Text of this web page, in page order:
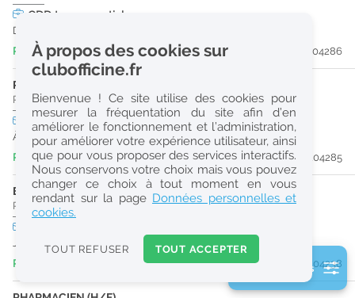
Réinitialiser
2
0
k
Consulter les offres de la France d'outre-mer
CDD temps partiel
Du 31/08/26 au 29/06/27
Publiée il y a 3 jour(s)
#204286
PRÉPARATEUR EN PHARMACIE (H/F)
Pharmacie d'Officine|34280 La Grande-Motte
temps plein
À partir du 13/09/26
Publiée il y a 3 jour(s)
#204285
ETUDIANT EN PHARMACIE (H/F)
Pharmacie d'Officine 30250 Sommières
Jusqu'au 02/09/26
Publiée il y a 4 jour(s)
#204238
2 filtre(s) actifs
À propos des cookies sur
clubofficine.fr
Bienvenue ! Ce site utilise des cookies pour
mesurer la fréquentation du site afin d’en
améliorer le fonctionnement et l’administration,
pour améliorer votre expérience utilisateur, ainsi
que pour vous proposer des services interactifs.
Nous conservons votre choix mais vous pouvez
changer ce choix à tout moment en vous
rendant sur la page Données personnelles et
cookies.
TOUT REFUSER TOUT ACCEPTER